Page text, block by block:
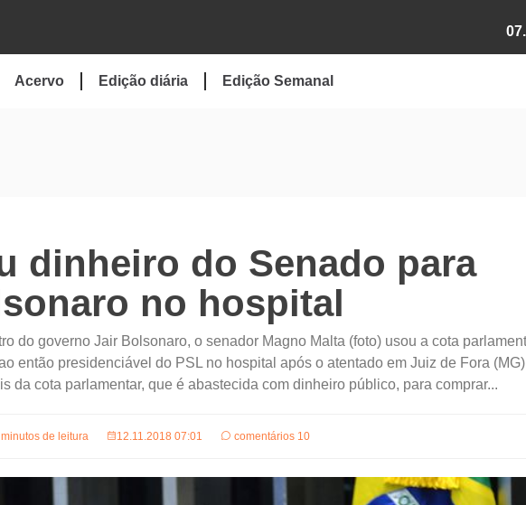
Acervo Edição diária Edição Semanal
dinheiro do Senado para
no hospital
do governo Jair Bolsonaro, o senador Magno Malta (foto) usou a cota
então presidenciável do PSL no hospital após o atentado em Juiz de Fora
da cota parlamentar, que é abastecida com dinheiro público, para comprar...
de leitura 12.11.2018 07:01 comentários 10